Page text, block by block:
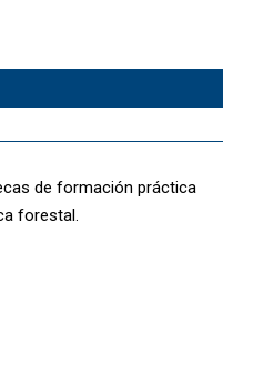
de formación práctica
forestal.